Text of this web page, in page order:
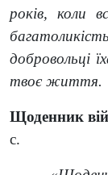
років, коли
добровольці
твоє життя.
Щоденник
с.